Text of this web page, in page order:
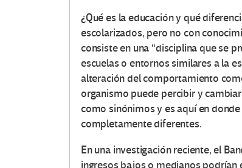
¿Qué es la educación y qué
escolarizados, pero no con
consiste en una “disciplina que se
escuelas o entornos similares a la
alteración del comportamiento
organismo puede percibir y
como sinónimos y es aquí en
completamente diferentes.
En una investigación reciente, el